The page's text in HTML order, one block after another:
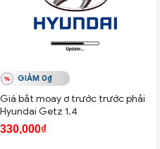
GIẢM 0₫
Giá bắt moay ơ trước trước phải
Hyundai Getz 1.4
330,000₫